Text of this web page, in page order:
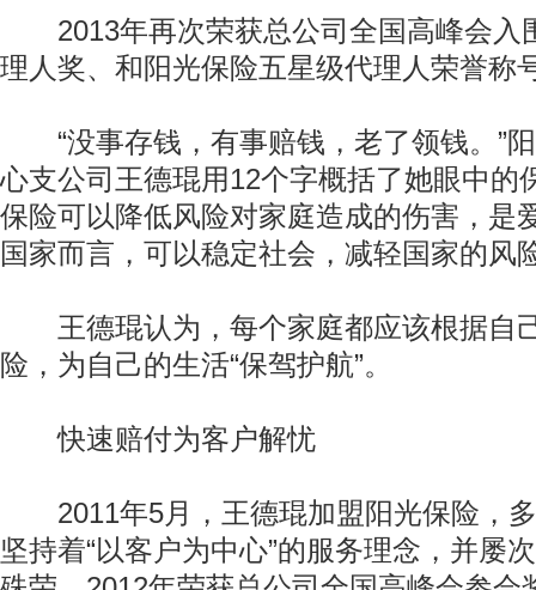
2013年再次荣获总公司全国高峰会入
理人奖、和阳光保险五星级代理人荣誉称
“没事存钱，有事赔钱，老了领钱。”
心支公司王德琨用12个字概括了她眼中的
保险可以降低风险对家庭造成的伤害，是
国家而言，可以稳定社会，减轻国家的风
王德琨认为，每个家庭都应该根据自
险，为自己的生活“保驾护航”。
快速赔付为客户解忧
2011年5月，王德琨加盟阳光保险，多
坚持着“以客户为中心”的服务理念，并屡